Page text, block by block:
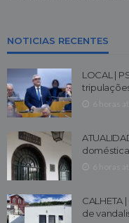
NOTICIAS RECENTES
LOCAL |
CALHETA
de